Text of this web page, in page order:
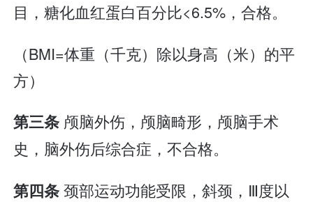
目，糖化血红蛋白百分比<6.5%，合格。
（BMI=体重（千克）除以身高（米）的平
方）
第三条 颅脑外伤，颅脑畸形，颅脑手术
史，脑外伤后综合症，不合格。
第四条颈部运动功能受限，斜颈，Ⅲ度以